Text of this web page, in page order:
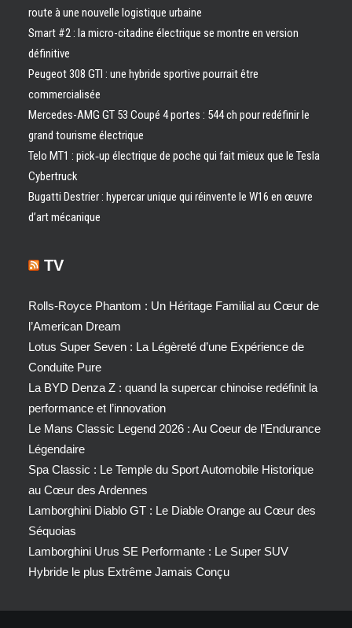
route à une nouvelle logistique urbaine
Smart #2 : la micro-citadine électrique se montre en version
définitive
Peugeot 308 GTI : une hybride sportive pourrait être
commercialisée
Mercedes-AMG GT 53 Coupé 4 portes : 544 ch pour redéfinir le
grand tourisme électrique
Telo MT1 : pick‑up électrique de poche qui fait mieux que le Tesla
Cybertruck
Bugatti Destrier : hypercar unique qui réinvente le W16 en œuvre
d’art mécanique
TV
Rolls-Royce Phantom : Un Héritage Familial au Cœur de
l’American Dream
Lotus Super Seven : La Légèreté d’une Expérience de
Conduite Pure
La BYD Denza Z : quand la supercar chinoise redéfinit la
performance et l’innovation
Le Mans Classic Legend 2026 : Au Coeur de l’Endurance
Légendaire
Spa Classic : Le Temple du Sport Automobile Historique
au Cœur des Ardennes
Lamborghini Diablo GT : Le Diable Orange au Cœur des
Séquoias
Lamborghini Urus SE Performante : Le Super SUV
Hybride le plus Extrême Jamais Conçu